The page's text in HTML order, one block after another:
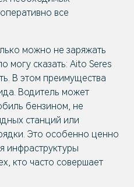
все
можно не заряжать
могу сказать: Aito Seres
В этом преимущества
Водитель может
бензином, не
станций или
Это особенно ценно
инфраструктуры
кто часто совершает